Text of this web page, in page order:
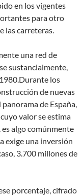
en los vigentes
para otro
las carreteras.
una red de
sustancialmente,
los
de nuevas
de España,
valor se estima
algo comúnmente
exige una inversión
3.700 millones de
porcentaje, cifrado